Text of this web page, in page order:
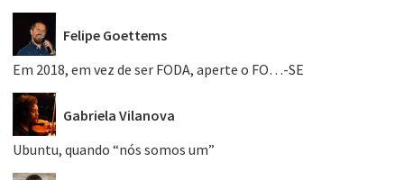
Felipe Goettems
Em 2018, em vez de ser FODA, aperte o FO…-SE
Gabriela Vilanova
Ubuntu, quando “nós somos um”